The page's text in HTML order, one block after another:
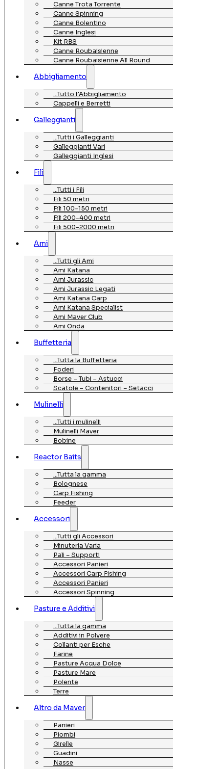
Canne Trota Torrente
Canne Spinning
Canne Bolentino
Canne Inglesi
Kit RBS
Canne Roubaisienne
Canne Roubaisienne All Round
Abbigliamento
…Tutto l’Abbigliamento
Cappelli e Berretti
Galleggianti
…Tutti i Galleggianti
Galleggianti Vari
Galleggianti Inglesi
Fili
…Tutti i Fili
Fili 50 metri
Fili 100-150 metri
Fili 200-400 metri
Fili 500-2000 metri
Ami
…Tutti gli Ami
Ami Katana
Ami Jurassic
Ami Jurassic Legati
Ami Katana Carp
Ami Katana Specialist
Ami Maver Club
Ami Onda
Buffetteria
…Tutta la Buffetteria
Foderi
Borse – Tubi – Astucci
Scatole – Contenitori – Setacci
Mulinelli
…Tutti i mulinelli
Mulinelli Maver
Bobine
Reactor Baits
…Tutta la gamma
Bolognese
Carp Fishing
Feeder
Accessori
…Tutti gli Accessori
Minuteria Varia
Pali – Supporti
Accessori Panieri
Accessori Carp Fishing
Accessori Panieri
Accessori Spinning
Pasture e Additivi
…Tutta la gamma
Additivi in Polvere
Collanti per Esche
Farine
Pasture Acqua Dolce
Pasture Mare
Polente
Terre
Altro da Maver
Panieri
Piombi
Girelle
Guadini
Nasse